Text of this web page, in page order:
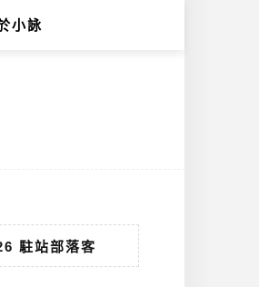
小詠
駐站部落客